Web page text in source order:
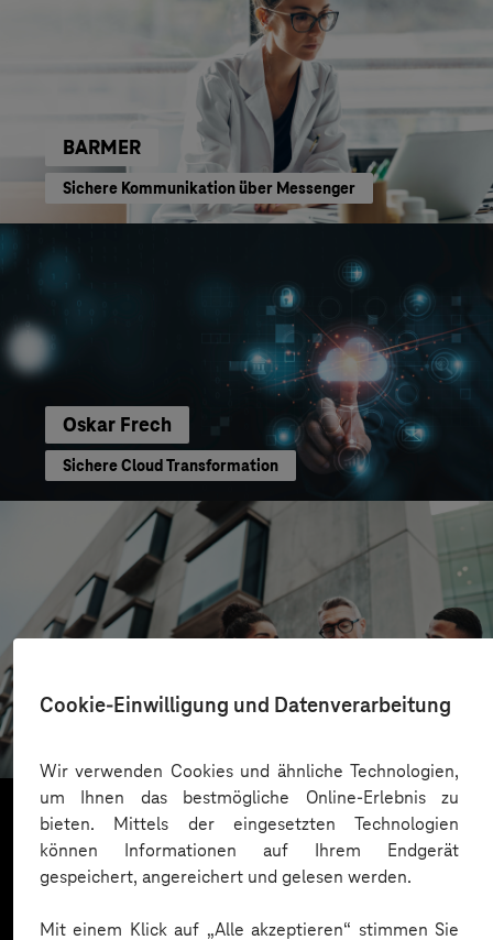
Cookie-Einwilligung und Datenverarbeitung
Wir verwenden Cookies und ähnliche Technologien,
um Ihnen das bestmögliche Online-Erlebnis zu
bieten. Mittels der eingesetzten Technologien
können Informationen auf Ihrem Endgerät
gespeichert, angereichert und gelesen werden.
Mit einem Klick auf „Alle akzeptieren“ stimmen Sie
BARMER
Sichere Kommunikation über Messenger
Oskar Frech
Sichere Cloud Transformation
Erfolgreiche Transformation durch gezielte
Mehr laden